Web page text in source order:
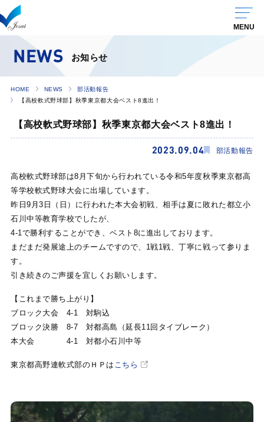
NEWS お知らせ
HOME NEWS
部活動報告
【高校軟式野球部】秋季東京都大会ベスト8進出！
【高校軟式野球部】秋季東京都大会ベスト8進出！
2023.09.04 部活動報告
高校軟式野球部は8月下旬から行われている令和5年度秋季東京都高
等学校軟式野球大会に出場しています。
昨日9月3日（日）に行われた本大会初戦、相手は夏に敗れた都立小
石川中等教育学校でしたが、
4-1で勝利することができ、ベスト8に進出しております。
まだまだ発展途上のチームですので、1戦1戦、丁寧に戦って参りま
す。
引き続きのご声援を宜しくお願いします。
【これまで勝ち上がり】
ブロック大会 4-1 対駒込
ブロック決勝 8-7 対都高島（延長11回タイブレーク）
本大会 4-1 対都小石川中等
東京都高野連軟式部のＨＰは こちら